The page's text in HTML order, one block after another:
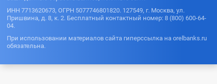
ИНН 7713620673, ОГРН 5077746801820. 127549, г. Москва, ул.
Пришвина, д. 8, к. 2. Бесплатный контактный номер: 8 (800) 600-64-
04.
При использовании материалов сайта гиперссылка на orelbanks.ru
обязательна.